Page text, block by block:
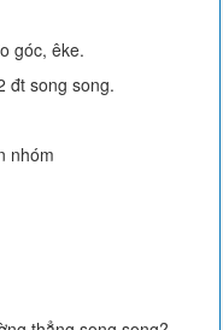
góc, êke.
đt song song.
nhóm